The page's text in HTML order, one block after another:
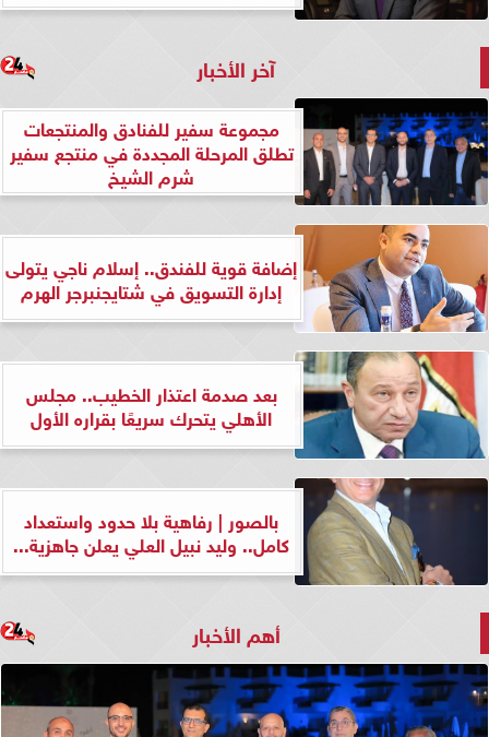
آخر الأخبار
مجموعة سفير للفنادق والمنتجعات
تطلق المرحلة المجددة في منتجع سفير
شرم الشيخ
إضافة قوية للفندق.. إسلام ناجي يتولى
إدارة التسويق في شتايجنبرجر الهرم
بعد صدمة اعتذار الخطيب.. مجلس
الأهلي يتحرك سريعًا بقراره الأول
بالصور | رفاهية بلا حدود واستعداد
كامل.. وليد نبيل العلي يعلن جاهزية...
أهم الأخبار